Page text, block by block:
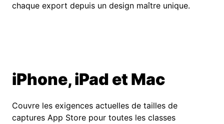
chaque export depuis un design maître unique.
iPhone, iPad et Mac
Couvre les exigences actuelles de tailles de
captures App Store pour toutes les classes